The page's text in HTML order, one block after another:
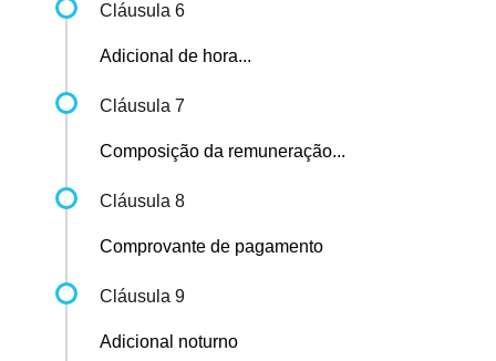
Cláusula 6
Adicional de hora...
Cláusula 7
Composição da remuneração...
Cláusula 8
Comprovante de pagamento
Cláusula 9
Adicional noturno